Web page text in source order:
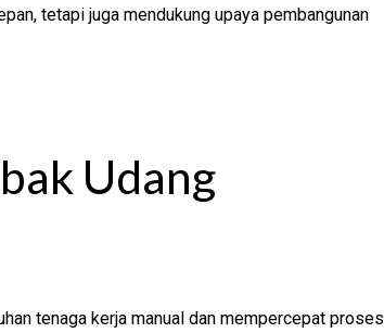
tetapi juga mendukung upaya pembangunan
Udang
tenaga kerja manual dan mempercepat proses